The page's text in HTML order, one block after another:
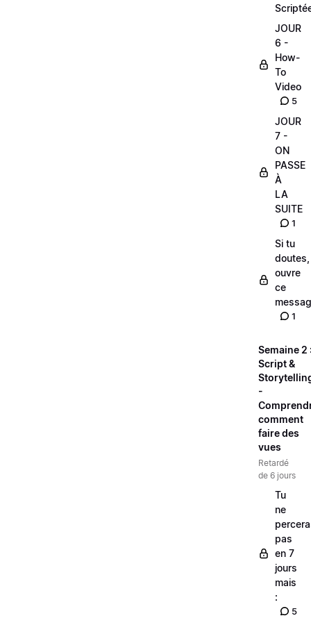
JOUR
6 -
How-
To
Video
5
JOUR
7 -
ON
PASSE
À
LA
SUITE
1
Si tu
doutes,
ouvre
ce
1
Semaine 2
Script &
-
comment
faire des
vues
Retardé
de 6 jours
Tu
ne
pas
en 7
jours
mais
:
5